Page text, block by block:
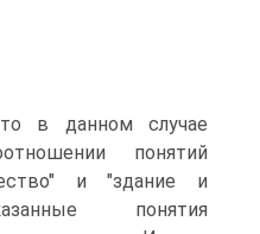
в данном случае
понятий
и "здание и
понятия